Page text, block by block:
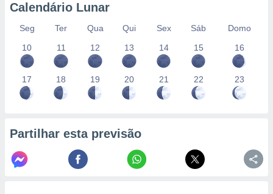
Calendário Lunar
Seg Ter Qua Qui Sex Sáb
Domo
10
11 12 13 14 15 16
17 18 19 20 21 22 23
Partilhar esta previsão